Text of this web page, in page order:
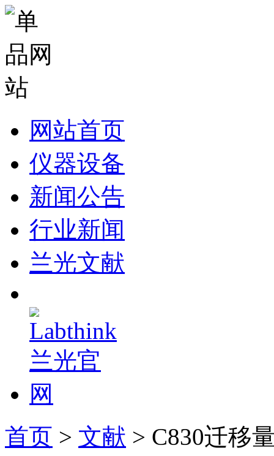
网站首页
仪器设备
新闻公告
行业新闻
兰光文献
首页 > 文献 > C830迁移